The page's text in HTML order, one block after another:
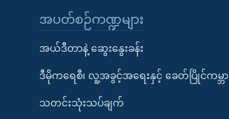
အပတ်စဉ်ကဏ္ဍများ
အယ်ဒီတာနဲ့ ဆွေးနွေးခန်း
ဒီမိုကရေစီ၊ လူ့အခွင့်အရေးနှင့် ခေတ်ပြိုင်ကမ္ဘာ
သတင်းသုံးသပ်ချက်